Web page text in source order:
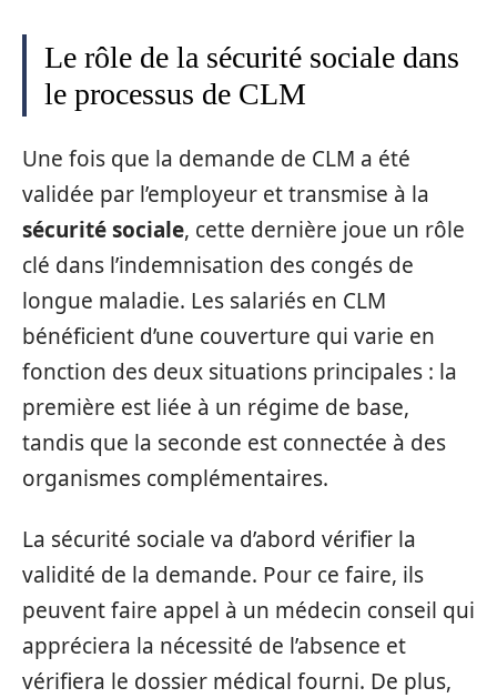
Le rôle de la sécurité sociale dans
le processus de CLM
Une fois que la demande de CLM a été
validée par l’employeur et transmise à la
sécurité sociale, cette dernière joue un rôle
clé dans l’indemnisation des congés de
longue maladie. Les salariés en CLM
bénéficient d’une couverture qui varie en
fonction des deux situations principales : la
première est liée à un régime de base,
tandis que la seconde est connectée à des
organismes complémentaires.
La sécurité sociale va d’abord vérifier la
validité de la demande. Pour ce faire, ils
peuvent faire appel à un médecin conseil qui
appréciera la nécessité de l’absence et
vérifiera le dossier médical fourni. De plus,